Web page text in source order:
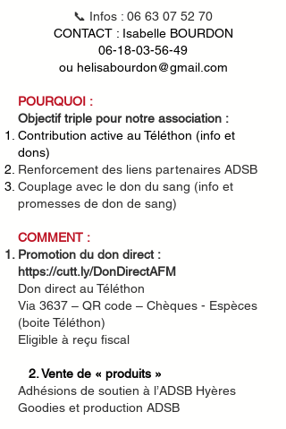
📞 Infos : 06 63 07 52 70
CONTACT : Isabelle BOURDON
06-18-03-56-49
ou helisabourdon@gmail.com
POURQUOI :
Objectif triple pour notre association :
Contribution active au Téléthon (info et
dons)
Renforcement des liens partenaires ADSB
Couplage avec le don du sang (info et
promesses de don de sang)
COMMENT :
Promotion du don direct :
https://cutt.ly/DonDirectAFM
Don direct au Téléthon
Via 3637 – QR code – Chèques - Espèces
(boite Téléthon)
Eligible à reçu fiscal
2. Vente de « produits »
Adhésions de soutien à l’ADSB Hyères
Goodies et production ADSB